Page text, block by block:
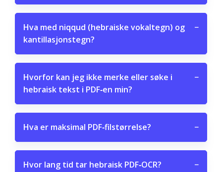
Hva med niqqud (hebraiske vokaltegn) og
kantillasjonstegn?
−
Hvorfor kan jeg ikke merke eller søke i
hebraisk tekst i PDF‑en min?
−
Hva er maksimal PDF‑filstørrelse? −
Hvor lang tid tar hebraisk PDF‑OCR? −